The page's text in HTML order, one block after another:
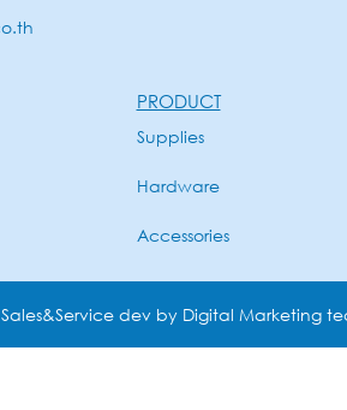
PRODUCT
Supplies
Hardware
Accessories
dev by Digital Marketing